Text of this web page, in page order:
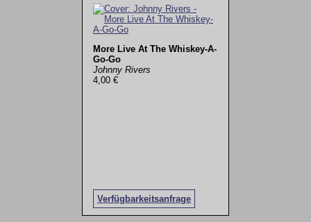
More Live At The Whiskey-A-
Go-Go
Johnny Rivers
4,00 €
Verfügbarkeitsanfrage